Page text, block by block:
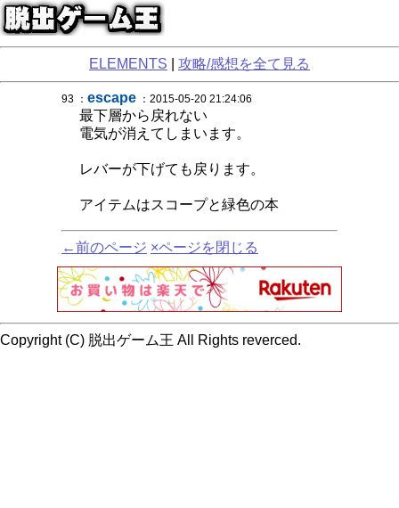
ELEMENTS 攻略/感想を全て見る
93 ： escape ：2015-05-20 21:24:06
最下層から戻れない
電気が消えてしまいます。
レバーが下げても戻ります。
アイテムはスコープと緑色の本
←前のページ ×ページを閉じる
Copyright (C) 脱出ゲーム王 All Rights reverced.